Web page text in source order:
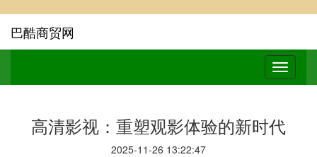
巴酷商贸网
高清影视：重塑观影体验的新时代
2025-11-26 13:22:47